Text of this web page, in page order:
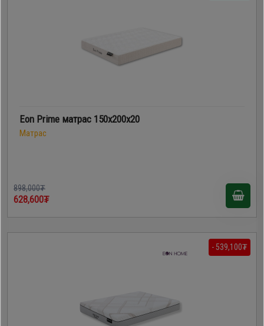
Eon Prime матрас 150x200x20
Матрас
898,000₮
628,600₮
- 539,100₮